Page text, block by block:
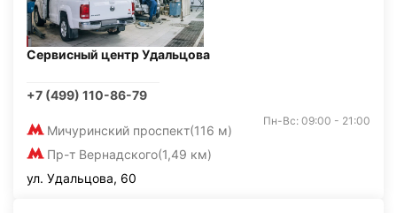
Сервисный центр Удальцова
+7 (499) 110-86-79
Мичуринский проспект(116 м)
Пр-т Вернадского(1,49 км)
Пн-Вс: 09:00 - 21:00
ул. Удальцова, 60